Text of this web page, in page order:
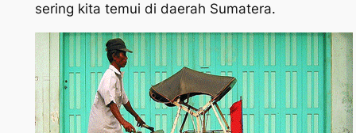
sering kita temui di daerah Sumatera.